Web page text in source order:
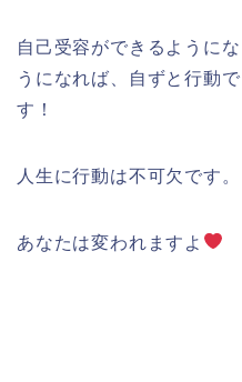
自己受容ができるように
うになれば、自ずと行動
す！
人生に行動は不可欠です。
あなたは変われますよ